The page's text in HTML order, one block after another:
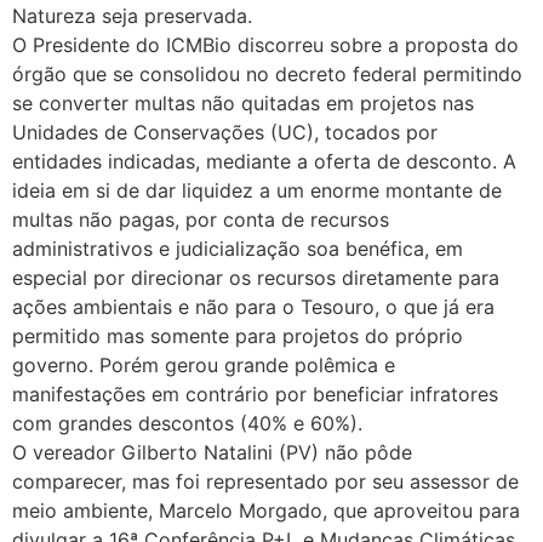
Natureza seja preservada.
O Presidente do ICMBio discorreu sobre a proposta do
órgão que se consolidou no decreto federal permitindo
se converter multas não quitadas em projetos nas
Unidades de Conservações (UC), tocados por
entidades indicadas, mediante a oferta de desconto. A
ideia em si de dar liquidez a um enorme montante de
multas não pagas, por conta de recursos
administrativos e judicialização soa benéfica, em
especial por direcionar os recursos diretamente para
ações ambientais e não para o Tesouro, o que já era
permitido mas somente para projetos do próprio
governo. Porém gerou grande polêmica e
manifestações em contrário por beneficiar infratores
com grandes descontos (40% e 60%).
O vereador Gilberto Natalini (PV) não pôde
comparecer, mas foi representado por seu assessor de
meio ambiente, Marcelo Morgado, que aproveitou para